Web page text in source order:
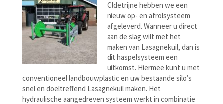
Oldetrijne hebben we een
nieuw op- en afrolsysteem
afgeleverd. Wanneer u direct
aan de slag wilt met het
maken van Lasagnekuil, dan is
dit haspelsysteem een
uitkomst. Hiermee kunt u met
conventioneel landbouwplastic en uw bestaande silo’s
snel en doeltreffend Lasagnekuil maken. Het
hydraulische aangedreven systeem werkt in combinatie